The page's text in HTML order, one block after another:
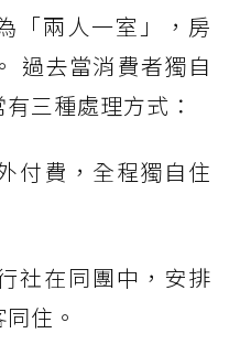
「兩人一室」，房
過去當消費者獨自
三種處理方式：
付費，全程獨自住
社在同團中，安排
住。